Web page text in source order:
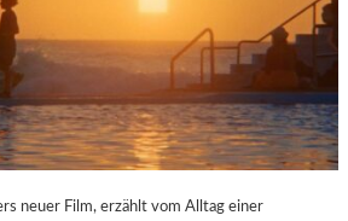
neuer Film, erzählt vom Alltag einer